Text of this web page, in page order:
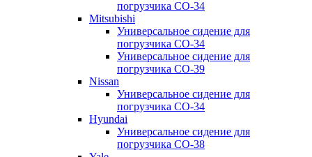
погрузчика CO-34
Mitsubishi
Универсальное сидение для
погрузчика CO-34
Универсальное сидение для
погрузчика CO-39
Nissan
Универсальное сидение для
погрузчика CO-34
Hyundai
Универсальное сидение для
погрузчика CO-38